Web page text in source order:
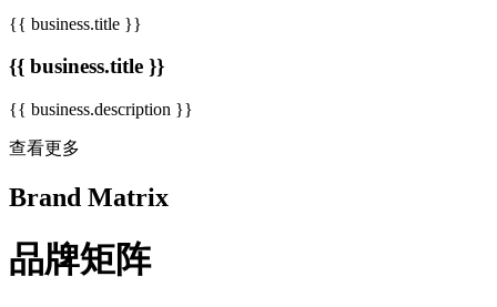
{{ business.title }}
{{ business.title }}
{{ business.description }}
查看更多
Brand Matrix
品牌矩阵